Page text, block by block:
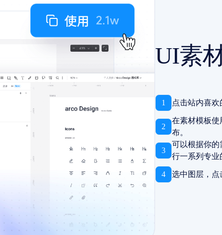
UI素
1 点击站内喜
2
在素材模板使
布。
3
可以根据你的
行一系列专
4 选中图层，点